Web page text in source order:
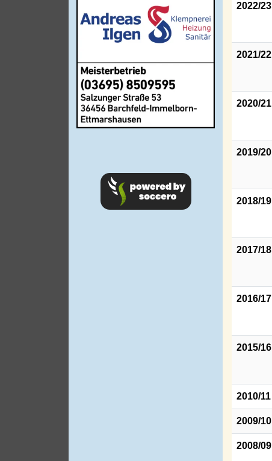
2022/23
2021/22
2020/21
2019/20
2018/19
2017/18
2016/17
2015/16
2010/11
2009/10
2008/09